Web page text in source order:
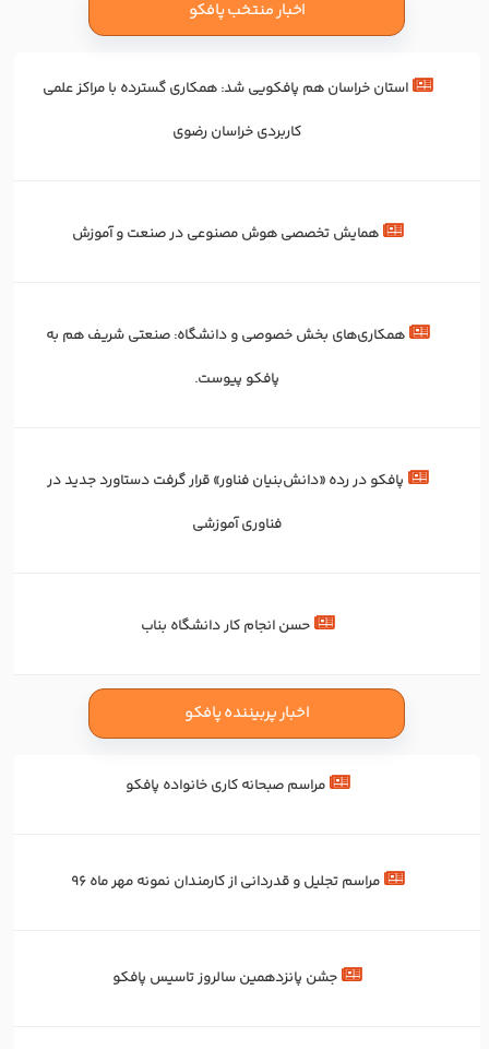
اخبار منتخب پافکو
استان خراسان هم پافکویی شد: همکاری‌ گسترده با مراکز علمی
کاربردی خراسان رضوی
همایش تخصصی هوش مصنوعی در صنعت و آموزش
همکاری‌های بخش خصوصی و دانشگاه: صنعتی شریف هم به
پافکو پیوست.
پافکو در رده «دانش‌بنیان فناور» قرار گرفت دستاورد جدید در
فناوری آموزشی
حسن انجام کار دانشگاه بناب
اخبار پربیننده پافکو
مراسم صبحانه کاری خانواده پافکو
مراسم تجلیل و قدردانی از کارمندان نمونه مهر ماه 96
جشن پانزدهمین سالروز تاسیس پافکو